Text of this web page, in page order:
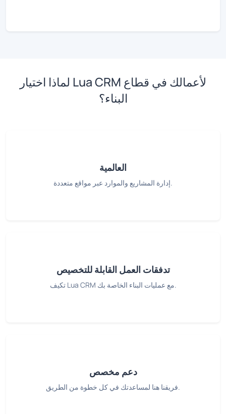
لماذا اختيار Lua CRM لأعمالك في قطاع
البناء؟
العالمية
إدارة المشاريع والموارد عبر مواقع متعددة.
تدفقات العمل القابلة للتخصيص
تكيف Lua CRM مع عمليات البناء الخاصة بك.
دعم مخصص
فريقنا هنا لمساعدتك في كل خطوة من الطريق.